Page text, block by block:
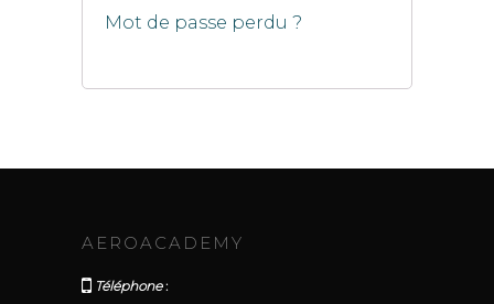
Mot de passe perdu ?
AEROACADEMY
Téléphone: